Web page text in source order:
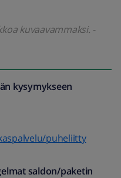
kuvaavammaksi. -
kysymykseen
puheliitty
saldon/paketin